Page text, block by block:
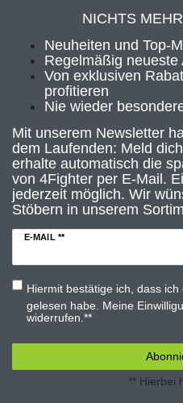
NICHTS
Neuheiten und Top-
Regelmäßig neueste
Von exklusiven
profitieren
Nie wieder
Mit unserem Newsletter
dem Laufenden: Meld
erhalte automatisch die
von 4Fighter per E-Mail.
jederzeit möglich. Wir
Stöbern in unserem
E-MAIL **
Hiermit bestätige ich, dass ich
gelesen habe. Meine
widerrufen.**
** Hierbei